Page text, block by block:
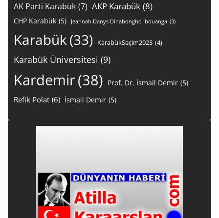
AK Parti Karabük (7) AKP Karabük (8)
CHP Karabük (5) Jeannah Danys Dinabongho Ibouanga (3)
Karabük(33) KarabükSeçim2023 (4)
Karabük Üniversitesi (9)
Kardemir(38) Prof. Dr. İsmail Demir (5)
Refik Polat (6) İsmail Demir (5)